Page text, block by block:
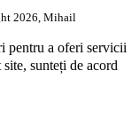
2026, Mihail
pentru a oferi servicii
sunteți de acord